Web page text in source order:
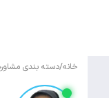
خانه/دسته بندی